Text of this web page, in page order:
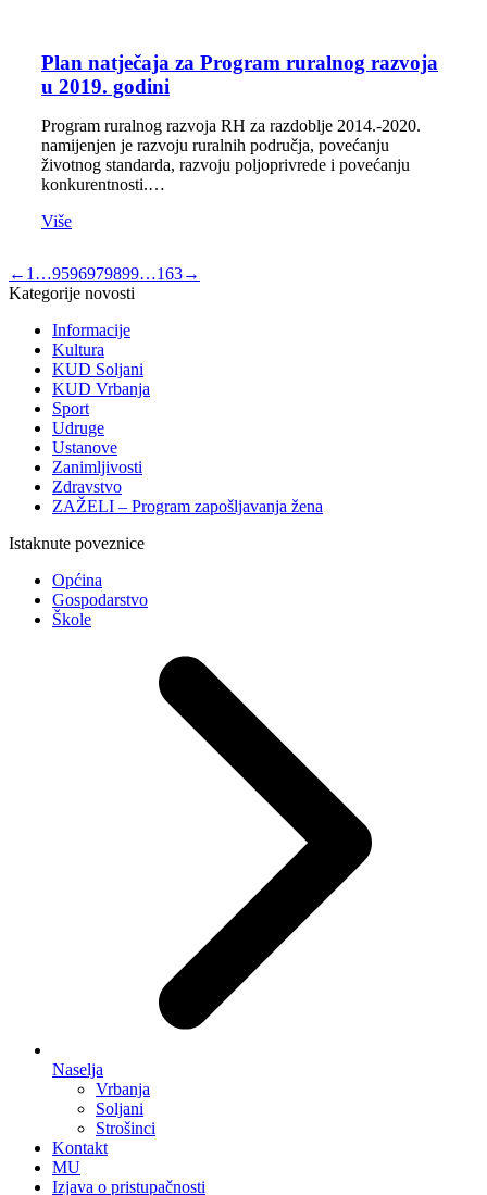
Plan natječaja za Program ruralnog razvoja
u 2019. godini
Program ruralnog razvoja RH za razdoblje 2014.-2020.
namijenjen je razvoju ruralnih područja, povećanju
životnog standarda, razvoju poljoprivrede i povećanju
konkurentnosti.…
Više
← 1 …9596979899…163→
Kategorije novosti
Informacije
Kultura
KUD Soljani
KUD Vrbanja
Sport
Udruge
Ustanove
Zanimljivosti
Zdravstvo
ZAŽELI – Program zapošljavanja žena
Istaknute poveznice
Općina
Gospodarstvo
Škole
Naselja
Vrbanja
Soljani
Strošinci
Kontakt
MU
Izjava o pristupačnosti